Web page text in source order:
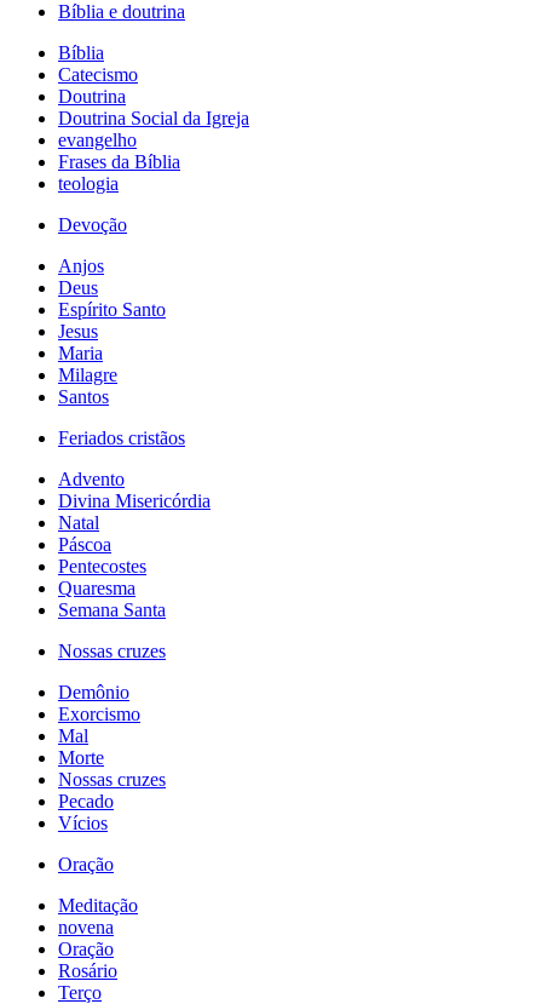
Bíblia e doutrina
Bíblia
Catecismo
Doutrina
Doutrina Social da Igreja
evangelho
Frases da Bíblia
teologia
Devoção
Anjos
Deus
Espírito Santo
Jesus
Maria
Milagre
Santos
Feriados cristãos
Advento
Divina Misericórdia
Natal
Páscoa
Pentecostes
Quaresma
Semana Santa
Nossas cruzes
Demônio
Exorcismo
Mal
Morte
Nossas cruzes
Pecado
Vícios
Oração
Meditação
novena
Oração
Rosário
Terço